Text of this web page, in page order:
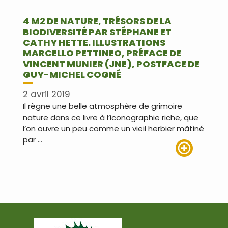
4 M2 DE NATURE, TRÉSORS DE LA
BIODIVERSITÉ PAR STÉPHANE ET
CATHY HETTE. ILLUSTRATIONS
MARCELLO PETTINEO, PRÉFACE DE
VINCENT MUNIER (JNE), POSTFACE DE
GUY-MICHEL COGNÉ
2 avril 2019
Il règne une belle atmosphère de grimoire
nature dans ce livre à l’iconographie riche, que
l’on ouvre un peu comme un vieil herbier mâtiné
par …